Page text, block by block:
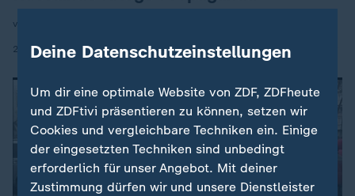
von Isabelle Tümena
20.03.2022 | 21:45
Deine Datenschutzeinstellungen
Um dir eine optimale Website von ZDF, ZDFheute
und ZDFtivi präsentieren zu können, setzen wir
Cookies und vergleichbare Techniken ein. Einige
der eingesetzten Techniken sind unbedingt
erforderlich für unser Angebot. Mit deiner
Zustimmung dürfen wir und unsere Dienstleister